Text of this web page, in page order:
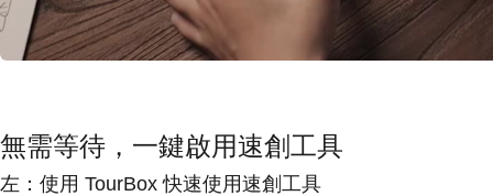
無需等待，一鍵啟用速創工具
左：使用 TourBox 快速使用速創工具